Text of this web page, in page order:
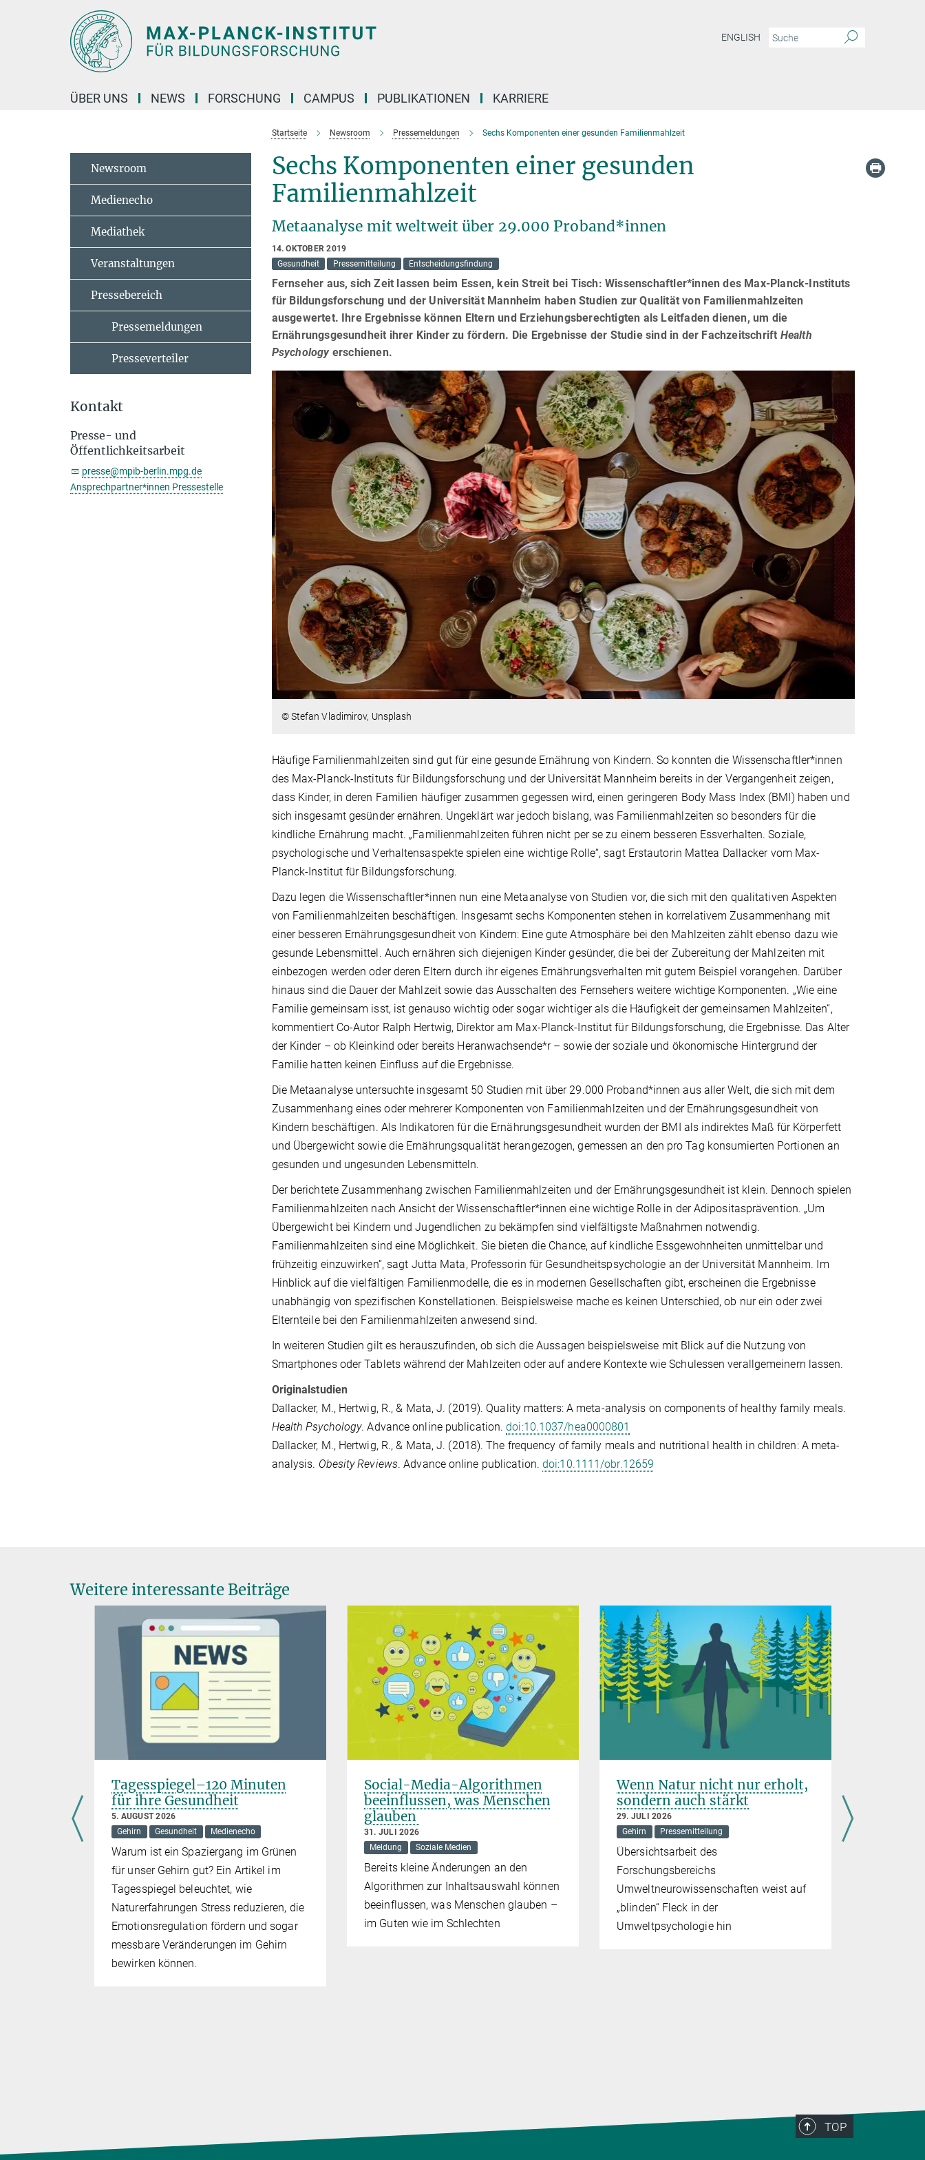
ENGLISH
ÜBER UNS NEWS FORSCHUNG CAMPUS PUBLIKATIONEN KARRIERE
Startseite Newsroom Pressemeldungen Sechs Komponenten einer gesunden Familienmahlzeit
Sechs Komponenten einer gesunden
Familienmahlzeit
Metaanalyse mit weltweit über 29.000 Proband*innen
14. OKTOBER 2019
Gesundheit
Pressemitteilung Entscheidungsfindung
Fernseher aus, sich Zeit lassen beim Essen, kein Streit bei Tisch: Wissenschaftler*innen des Max-Planck-Instituts
für Bildungsforschung und der Universität Mannheim haben Studien zur Qualität von Familienmahlzeiten
ausgewertet. Ihre Ergebnisse können Eltern und Erziehungsberechtigten als Leitfaden dienen, um die
Ernährungsgesundheit ihrer Kinder zu fördern. Die Ergebnisse der Studie sind in der Fachzeitschrift Health
Psychologyerschienen.
© Stefan Vladimirov, Unsplash
Häufige Familienmahlzeiten sind gut für eine gesunde Ernährung von Kindern. So konnten die Wissenschaftler*innen
des Max-Planck-Instituts für Bildungsforschung und der Universität Mannheim bereits in der Vergangenheit zeigen,
dass Kinder, in deren Familien häufiger zusammen gegessen wird, einen geringeren Body Mass Index (BMI) haben und
sich insgesamt gesünder ernähren. Ungeklärt war jedoch bislang, was Familienmahlzeiten so besonders für die
kindliche Ernährung macht. „Familienmahlzeiten führen nicht per se zu einem besseren Essverhalten. Soziale,
psychologische und Verhaltensaspekte spielen eine wichtige Rolle“, sagt Erstautorin Mattea Dallacker vom Max-
Planck-Institut für Bildungsforschung.
Dazu legen die Wissenschaftler*innen nun eine Metaanalyse von Studien vor, die sich mit den qualitativen Aspekten
von Familienmahlzeiten beschäftigen. Insgesamt sechs Komponenten stehen in korrelativem Zusammenhang mit
einer besseren Ernährungsgesundheit von Kindern: Eine gute Atmosphäre bei den Mahlzeiten zählt ebenso dazu wie
gesunde Lebensmittel. Auch ernähren sich diejenigen Kinder gesünder, die bei der Zubereitung der Mahlzeiten mit
einbezogen werden oder deren Eltern durch ihr eigenes Ernährungsverhalten mit gutem Beispiel vorangehen. Darüber
hinaus sind die Dauer der Mahlzeit sowie das Ausschalten des Fernsehers weitere wichtige Komponenten. „Wie eine
Familie gemeinsam isst, ist genauso wichtig oder sogar wichtiger als die Häufigkeit der gemeinsamen Mahlzeiten“,
kommentiert Co-Autor Ralph Hertwig, Direktor am Max-Planck-Institut für Bildungsforschung, die Ergebnisse. Das Alter
der Kinder – ob Kleinkind oder bereits Heranwachsende*r – sowie der soziale und ökonomische Hintergrund der
Familie hatten keinen Einfluss auf die Ergebnisse.
Die Metaanalyse untersuchte insgesamt 50 Studien mit über 29.000 Proband*innen aus aller Welt, die sich mit dem
Zusammenhang eines oder mehrerer Komponenten von Familienmahlzeiten und der Ernährungsgesundheit von
Kindern beschäftigen. Als Indikatoren für die Ernährungsgesundheit wurden der BMI als indirektes Maß für Körperfett
und Übergewicht sowie die Ernährungsqualität herangezogen, gemessen an den pro Tag konsumierten Portionen an
gesunden und ungesunden Lebensmitteln.
Der berichtete Zusammenhang zwischen Familienmahlzeiten und der Ernährungsgesundheit ist klein. Dennoch spielen
Familienmahlzeiten nach Ansicht der Wissenschaftler*innen eine wichtige Rolle in der Adipositasprävention. „Um
Übergewicht bei Kindern und Jugendlichen zu bekämpfen sind vielfältigste Maßnahmen notwendig.
Familienmahlzeiten sind eine Möglichkeit. Sie bieten die Chance, auf kindliche Essgewohnheiten unmittelbar und
frühzeitig einzuwirken“, sagt Jutta Mata, Professorin für Gesundheitspsychologie an der Universität Mannheim. Im
Hinblick auf die vielfältigen Familienmodelle, die es in modernen Gesellschaften gibt, erscheinen die Ergebnisse
unabhängig von spezifischen Konstellationen. Beispielsweise mache es keinen Unterschied, ob nur ein oder zwei
Elternteile bei den Familienmahlzeiten anwesend sind.
In weiteren Studien gilt es herauszufinden, ob sich die Aussagen beispielsweise mit Blick auf die Nutzung von
Smartphones oder Tablets während der Mahlzeiten oder auf andere Kontexte wie Schulessen verallgemeinern lassen.
Originalstudien
Dallacker, M., Hertwig, R., & Mata, J. (2019). Quality matters: A meta-analysis on components of healthy family meals.
Health Psychology. Advance online publication.doi:10.1037/hea0000801
Dallacker, M., Hertwig, R., & Mata, J. (2018). The frequency of family meals and nutritional health in children: A meta-
analysis. Obesity Reviews. Advance online publication.doi:10.1111/obr.12659
Newsroom
Medienecho
Mediathek
Veranstaltungen
Pressebereich
Pressemeldungen
Presseverteiler
Kontakt
Presse- und
Öffentlichkeitsarbeit
presse@mpib-berlin.mpg.de
Ansprechpartner*innen Pressestelle
Weitere interessante Beiträge
Tagesspiegel–120 Minuten
für ihre Gesundheit
5. AUGUST 2026
Gehirn
Gesundheit Medienecho
Warum ist ein Spaziergang im Grünen
für unser Gehirn gut? Ein Artikel im
Tagesspiegel beleuchtet, wie
Naturerfahrungen Stress reduzieren, die
Emotionsregulation fördern und sogar
messbare Veränderungen im Gehirn
bewirken können.
Social-Media-Algorithmen
beeinflussen, was Menschen
glauben
31. JULI 2026
Meldung
Soziale Medien
Bereits kleine Änderungen an den
Algorithmen zur Inhaltsauswahl können
beeinflussen, was Menschen glauben –
im Guten wie im Schlechten
Wenn Natur nicht nur erholt,
sondern auch stärkt
29. JULI 2026
Gehirn
Pressemitteilung
Übersichtsarbeit des
Forschungsbereichs
Umweltneurowissenschaften weist auf
„blinden“ Fleck in der
Umweltpsychologie hin
TOP